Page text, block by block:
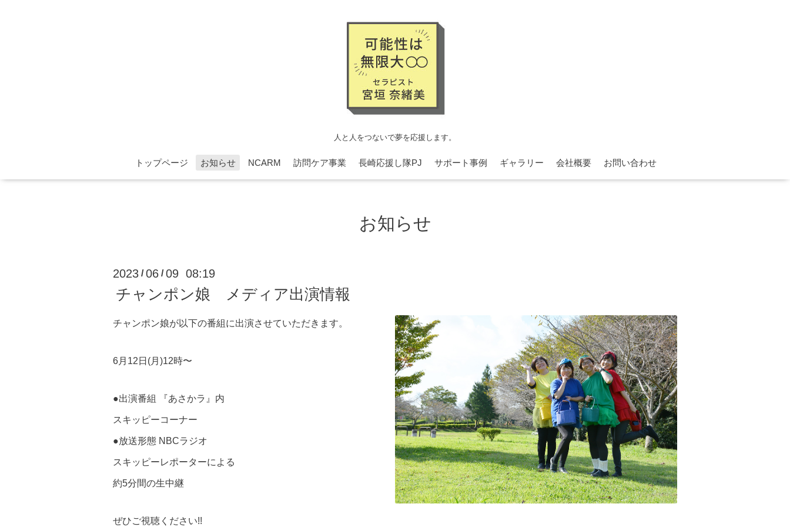
人と人をつないで夢を応援します。
トップページ お知らせ NCARM 訪問ケア事業 長崎応援し隊PJ サポート事例 ギャラリー 会社概要 お問い合わせ
お知らせ
2023 /06 /09 08:19
チャンポン娘 メディア出演情報
チャンポン娘が以下の番組に出演させていただきます。
6月12日(月)12時〜
●出演番組 『あさかラ』内
スキッピーコーナー
●放送形態 NBCラジオ
スキッピーレポーターによる
約5分間の生中継
ぜひご視聴ください!!